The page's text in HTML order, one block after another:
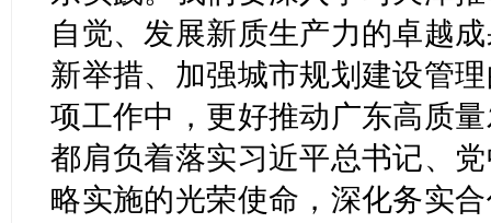
自觉、发展新质生产力的卓越
新举措、加强城市规划建设管
项工作中，更好推动广东高质
都肩负着落实习近平总书记、
略实施的光荣使命，深化务实